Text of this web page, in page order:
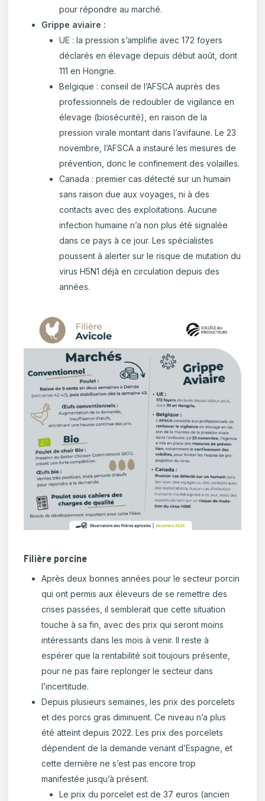
pour répondre au marché.
Grippe aviaire :
UE : la pression s’amplifie avec 172 foyers
déclarés en élevage depuis début août, dont
111 en Hongrie.
Belgique : conseil de l’AFSCA auprès des
professionnels de redoubler de vigilance en
élevage (biosécurité), en raison de la
pression virale montant dans l’avifaune. Le 23
novembre, l’AFSCA a instauré les mesures de
prévention, donc le confinement des volailles.
Canada : premier cas détecté sur un humain
sans raison due aux voyages, ni à des
contacts avec des exploitations. Aucune
infection humaine n’a non plus été signalée
dans ce pays à ce jour. Les spécialistes
poussent à alerter sur le risque de mutation du
virus H5N1 déjà en circulation depuis des
années.
Filière porcine
Après deux bonnes années pour le secteur porcin
qui ont permis aux éleveurs de se remettre des
crises passées, il semblerait que cette situation
touche à sa fin, avec des prix qui seront moins
intéressants dans les mois à venir. Il reste à
espérer que la rentabilité soit toujours présente,
pour ne pas faire replonger le secteur dans
l’incertitude.
Depuis plusieurs semaines, les prix des porcelets
et des porcs gras diminuent. Ce niveau n’a plus
été atteint depuis 2022. Les prix des porcelets
dépendent de la demande venant d’Espagne, et
cette dernière ne s’est pas encore trop
manifestée jusqu’à présent.
Le prix du porcelet est de 37 euros (ancien